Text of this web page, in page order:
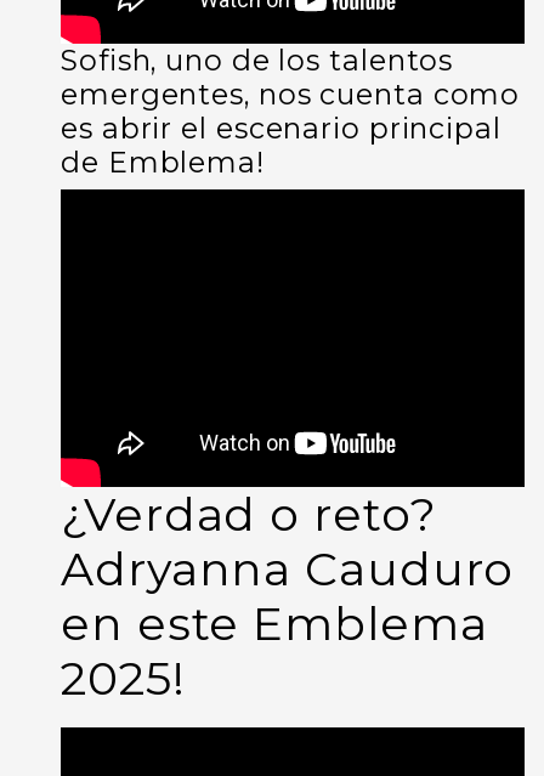
Sofish, uno de los talentos
emergentes, nos cuenta como
es abrir el escenario principal
de Emblema!
¿Verdad o reto?
Adryanna Cauduro
en este Emblema
2025!